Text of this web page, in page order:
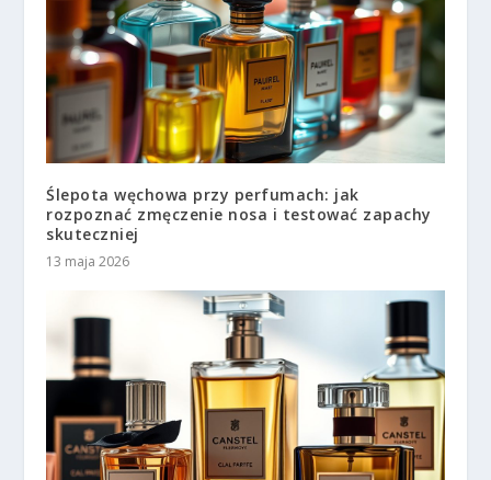
Ślepota węchowa przy perfumach: jak
rozpoznać zmęczenie nosa i testować zapachy
skuteczniej
13 maja 2026